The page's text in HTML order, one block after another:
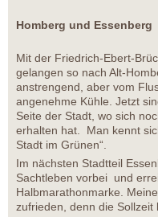
Homberg und Essenberg
Mit der Friedrich-Ebert-
gelangen so nach Alt-
anstrengend, aber vom
angenehme Kühle. Jetzt
Seite der Stadt, wo sich
erhalten hat. Man kennt
Stadt im Grünen“.
Im nächsten Stadtteil
Sachtleben vorbei und
Halbmarathonmarke.
zufrieden, denn die Sollzeit